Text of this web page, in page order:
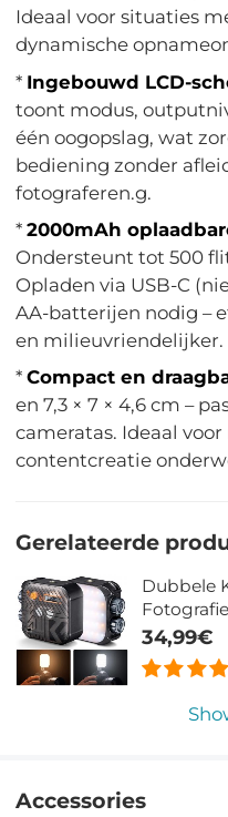
Ideaal voor situaties
dynamische
* Ingebouwd LCD-
toont modus,
één oogopslag, wat
bediening zonder
fotograferen.g.
*2000mAh
Ondersteunt tot 500
Opladen via USB-C
AA-batterijen nodig –
en milieuvriendelijker.
*Compact en
en 7,3 × 7 × 4,6 cm –
cameratas. Ideaal
contentcreatie
Gerelateerde
Dubbele
9900K
De
34,99€
Accessories